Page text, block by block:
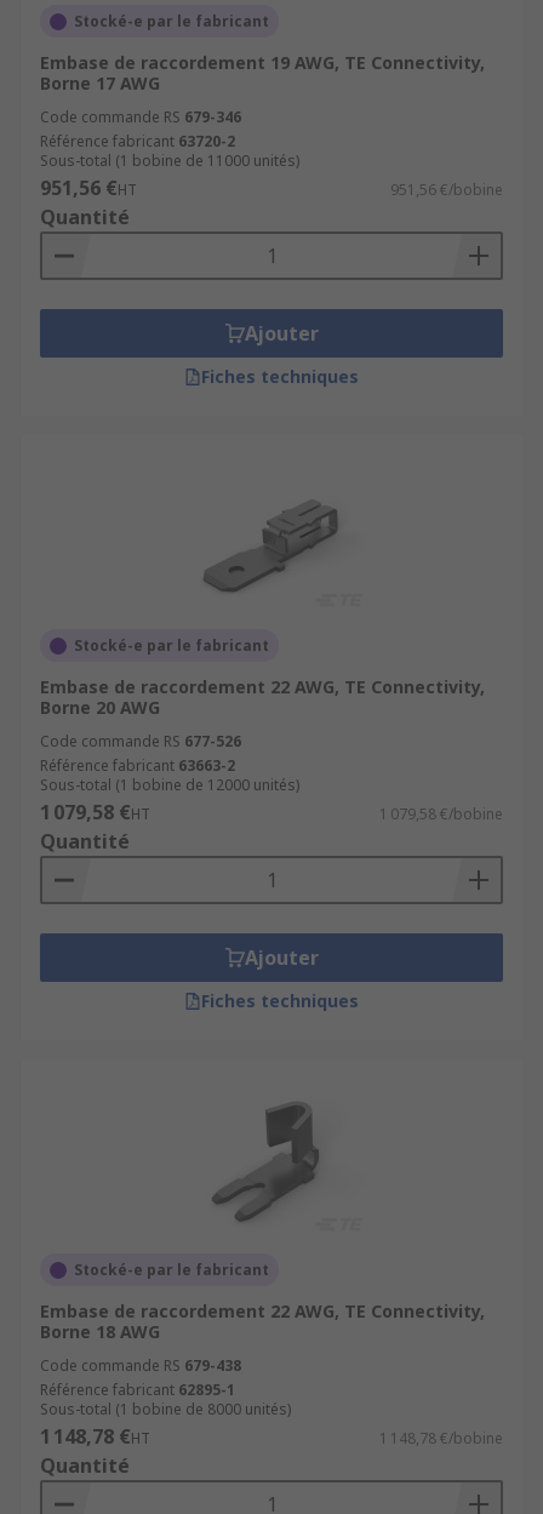
Stocké-e par le fabricant
Embase de raccordement 19 AWG, TE Connectivity,
Borne 17 AWG
Code commande RS 679-346
Référence fabricant 63720-2
Sous-total (1 bobine de 11000 unités)
951,56 €HT 951,56 €/bobine
Quantité
Ajouter
Fiches techniques
Stocké-e par le fabricant
Embase de raccordement 22 AWG, TE Connectivity,
Borne 20 AWG
Code commande RS 677-526
Référence fabricant 63663-2
Sous-total (1 bobine de 12000 unités)
1 079,58 €HT 1 079,58 €/bobine
Quantité
Ajouter
Fiches techniques
Stocké-e par le fabricant
Embase de raccordement 22 AWG, TE Connectivity,
Borne 18 AWG
Code commande RS 679-438
Référence fabricant 62895-1
Sous-total (1 bobine de 8000 unités)
1 148,78 €HT 1 148,78 €/bobine
Quantité